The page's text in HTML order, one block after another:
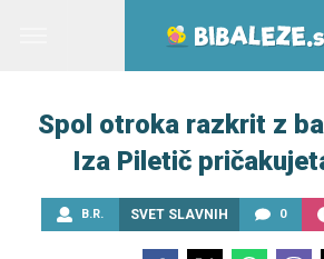
Spol otroka razkrit z
Iza Piletič
B.R. SVET SLAVNIH 0